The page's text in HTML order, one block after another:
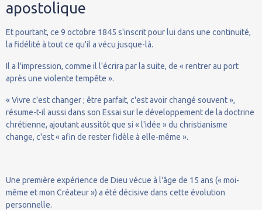
apostolique
Et pourtant, ce 9 octobre 1845 s'inscrit pour lui dans une continuité,
la fidélité à tout ce qu'il a vécu jusque-là.
Il a l'impression, comme il l'écrira par la suite, de « rentrer au port
après une violente tempête ».
« Vivre c'est changer ; être parfait, c'est avoir changé souvent »,
résume-t-il aussi dans son Essai sur le développement de la doctrine
chrétienne, ajoutant aussitôt que si « l'idée » du christianisme
change, c'est « afin de rester fidèle à elle-même ».
Une première expérience de Dieu vécue à l'âge de 15 ans (« moi-
même et mon Créateur ») a été décisive dans cette évolution
personnelle.